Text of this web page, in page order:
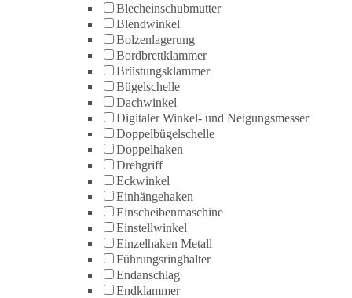
Blecheinschubmutter
Blendwinkel
Bolzenlagerung
Bordbrettklammer
Brüstungsklammer
Bügelschelle
Dachwinkel
Digitaler Winkel- und Neigungsmesser
Doppelbügelschelle
Doppelhaken
Drehgriff
Eckwinkel
Einhängehaken
Einscheibenmaschine
Einstellwinkel
Einzelhaken Metall
Führungsringhalter
Endanschlag
Endklammer